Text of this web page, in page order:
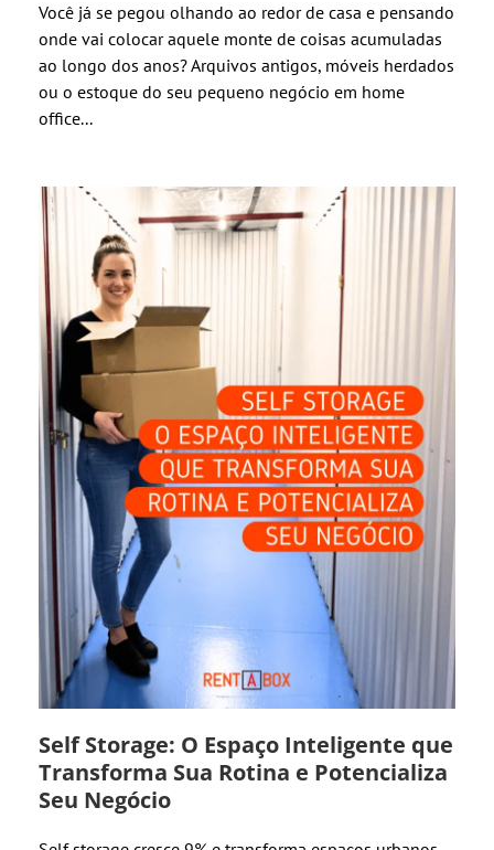
Você já se pegou olhando ao redor de casa e pensando
onde vai colocar aquele monte de coisas acumuladas
ao longo dos anos? Arquivos antigos, móveis herdados
ou o estoque do seu pequeno negócio em home
office...
Self Storage: O Espaço Inteligente que
Transforma Sua Rotina e Potencializa
Seu Negócio